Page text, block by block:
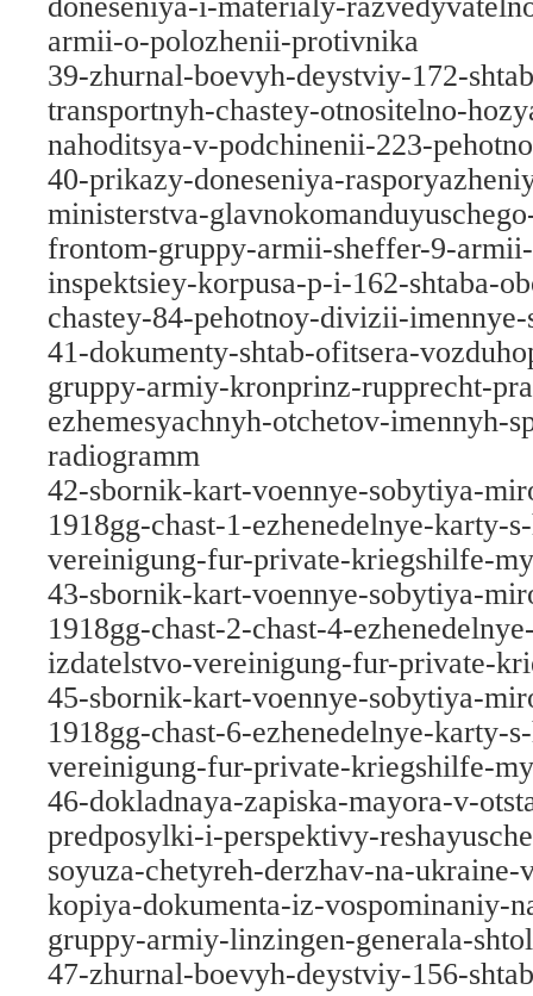
armii-o-polozhenii-protivnika
39-zhurnal-boevyh-deystviy-172-
transportnyh-chastey-otnositelno-
nahoditsya-v-podchinenii-223-
40-prikazy-doneseniya-
ministerstva-
frontom-gruppy-armii-sheffer-9-
inspektsiey-korpusa-p-i-162-shtaba-
chastey-84-pehotnoy-divizii-
41-dokumenty-shtab-ofitsera-
gruppy-armiy-kronprinz-rupprecht-
ezhemesyachnyh-otchetov-imennyh-
radiogramm
42-sbornik-kart-voennye-sobytiya-
1918gg-chast-1-ezhenedelnye-karty-
vereinigung-fur-private-kriegshilfe-
43-sbornik-kart-voennye-sobytiya-
1918gg-chast-2-chast-4-
izdatelstvo-vereinigung-fur-private-
45-sbornik-kart-voennye-sobytiya-
1918gg-chast-6-ezhenedelnye-karty-
vereinigung-fur-private-kriegshilfe-
46-dokladnaya-zapiska-mayora-v-
predposylki-i-perspektivy-
soyuza-chetyreh-derzhav-na-
kopiya-dokumenta-iz-vospominaniy-
gruppy-armiy-linzingen-generala-
47-zhurnal-boevyh-deystviy-156-